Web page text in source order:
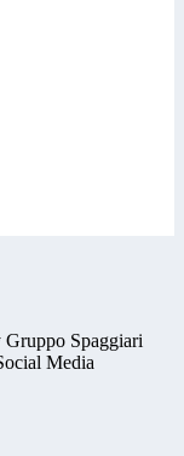
Spaggiari
Media